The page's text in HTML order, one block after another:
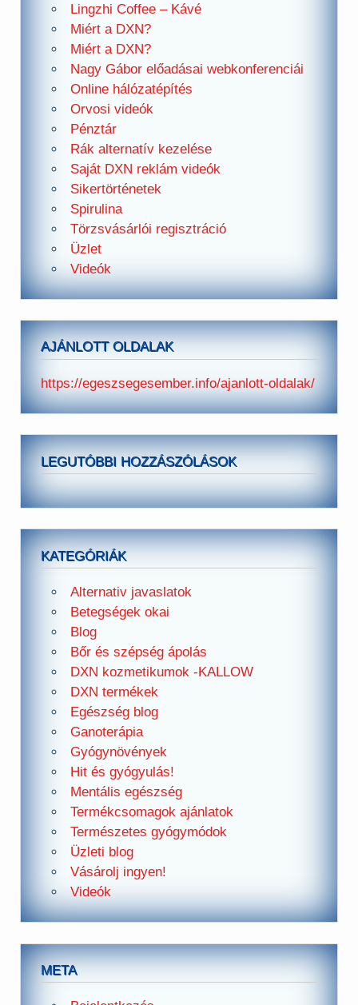
Lingzhi Coffee – Kávé
Miért a DXN?
Miért a DXN?
Nagy Gábor előadásai webkonferenciái
Online hálózatépítés
Orvosi videók
Pénztár
Rák alternatív kezelése
Saját DXN reklám videók
Sikertörténetek
Spirulina
Törzsvásárlói regisztráció
Üzlet
Videók
AJÁNLOTT OLDALAK
https://egeszsegesember.info/ajanlott-oldalak/
LEGUTÓBBI HOZZÁSZÓLÁSOK
KATEGÓRIÁK
Alternativ javaslatok
Betegségek okai
Blog
Bőr és szépség ápolás
DXN kozmetikumok -KALLOW
DXN termékek
Egészség blog
Ganoterápia
Gyógynövények
Hit és gyógyulás!
Mentális egészség
Termékcsomagok ajánlatok
Természetes gyógymódok
Üzleti blog
Vásárolj ingyen!
Videók
META